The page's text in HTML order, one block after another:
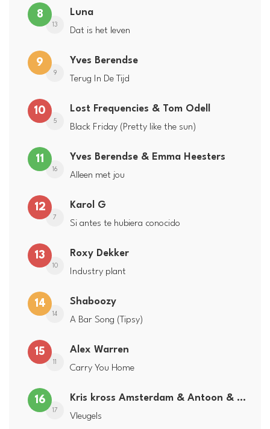
8
13
Luna
Dat is het leven
9
9
Yves Berendse
Terug In De Tijd
10
5
Lost Frequencies & Tom Odell
Black Friday (Pretty like the sun)
11
16
Yves Berendse & Emma Heesters
Alleen met jou
12
7
Karol G
Si antes te hubiera conocido
13
10
Roxy Dekker
Industry plant
14
14
Shaboozy
A Bar Song (Tipsy)
15
11
Alex Warren
Carry You Home
16
17
Kris kross Amsterdam & Antoon & Zoe Tauran
Vleugels